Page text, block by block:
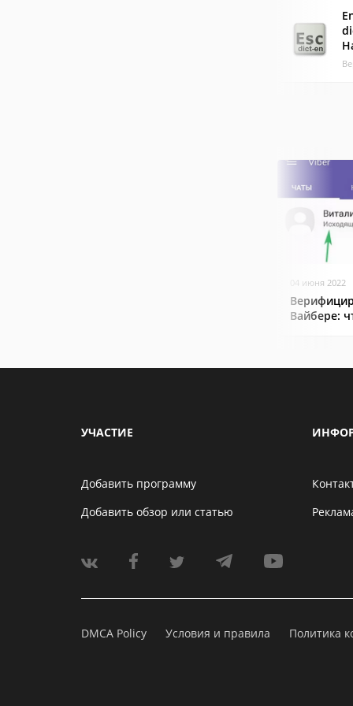
04 июня 2022
Вайбере:
УЧАСТИЕ
Добавить программу
Добавить обзор или статью
DMCA Policy Условия и правила Политика